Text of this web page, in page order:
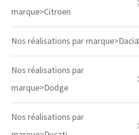
marque>Citroen
Nos réalisations par marque>Dacia
Nos réalisations par
marque>Dodge
Nos réalisations par